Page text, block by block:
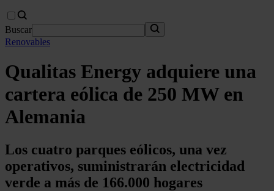
Buscar
Renovables
Qualitas Energy adquiere una
cartera eólica de 250 MW en
Alemania
Los cuatro parques eólicos, una vez
operativos, suministrarán electricidad
verde a más de 166.000 hogares